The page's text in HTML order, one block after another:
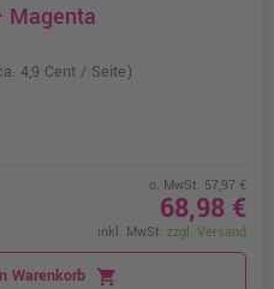
Magenta
4,9 Cent / Seite)
o. MwSt. 57,97 €
68,98 €
inkl. MwSt. zzgl. Versand
Warenkorb shopping_cart